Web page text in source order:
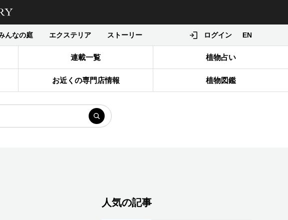
んなの庭 エクステリア ストーリー ログイン EN
連載一覧 植物占い
お近くの専門店情報 植物図鑑
人気の記事